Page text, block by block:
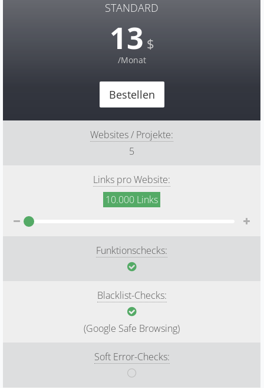
STANDARD
13 $
/Monat
Bestellen
Websites / Projekte:
5
Links pro Website:
10.000 Links
Funktionschecks:
Blacklist-Checks:
(Google Safe Browsing)
Soft Error-Checks: